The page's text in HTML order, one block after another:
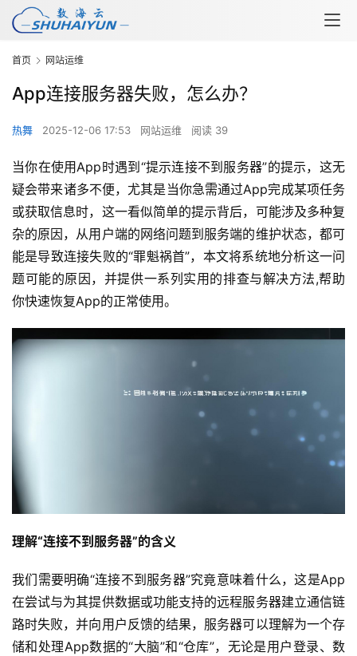
首页 网站运维
App连接服务器失败，怎么办？
热舞 2025-12-06 17:53 网站运维 阅读 39
当你在使用App时遇到“提示连接不到服务器”的提示，这无
疑会带来诸多不便，尤其是当你急需通过App完成某项任务
或获取信息时，这一看似简单的提示背后，可能涉及多种复
杂的原因，从用户端的网络问题到服务端的维护状态，都可
能是导致连接失败的“罪魁祸首”，本文将系统地分析这一问
题可能的原因，并提供一系列实用的排查与解决方法,帮助
你快速恢复App的正常使用。
理解“连接不到服务器”的含义
我们需要明确“连接不到服务器”究竟意味着什么，这是App
在尝试与为其提供数据或功能支持的远程服务器建立通信链
路时失败，并向用户反馈的结果，服务器可以理解为一个存
储和处理App数据的“大脑”和“仓库”，无论是用户登录、数